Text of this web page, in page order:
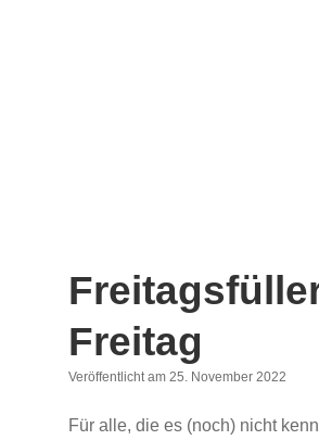
Freitag
Veröffentlicht am 25. November 2022
Für alle, die es (noch) nicht